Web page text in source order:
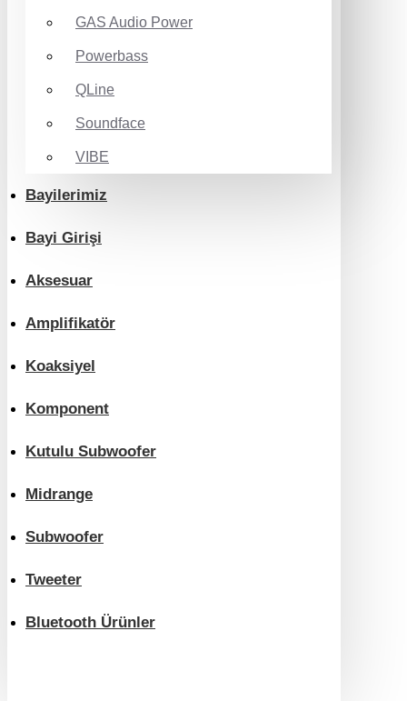
GAS Audio Power
Powerbass
QLine
Soundface
VIBE
Bayilerimiz
Bayi Girişi
Aksesuar
Amplifikatör
Koaksiyel
Komponent
Kutulu Subwoofer
Midrange
Subwoofer
Tweeter
Bluetooth Ürünler